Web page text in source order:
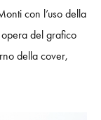
con l’uso della
del grafico
della cover,